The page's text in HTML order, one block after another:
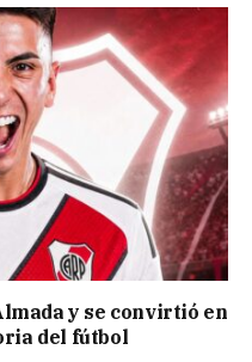
y se convirtió en
del fútbol